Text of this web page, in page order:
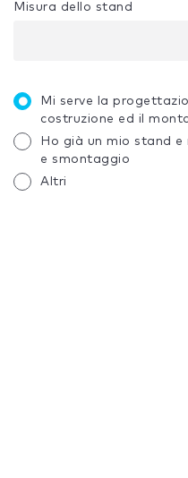
Misura dello stand
Mi serve la
costruzione ed il
Ho già un mio stand
e smontaggio
Altri